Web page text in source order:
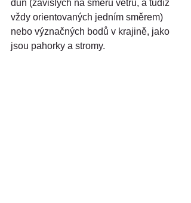
dun (závislých na směru větru, a tudíž
vždy orientovaných jedním směrem)
nebo význačných bodů v krajině, jako
jsou pahorky a stromy.